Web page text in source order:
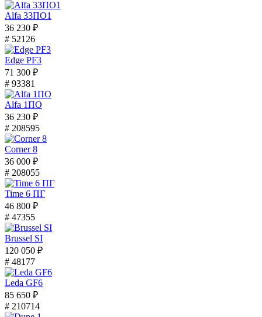
Alfa 33ПО1
36 230 ₽
# 52126
Edge PF3
71 300 ₽
# 93381
Alfa 1ПО
36 230 ₽
# 208595
Corner 8
36 000 ₽
# 208055
Time 6 ПГ
46 800 ₽
# 47355
Brussel SI
120 050 ₽
# 48177
Leda GF6
85 650 ₽
# 210714